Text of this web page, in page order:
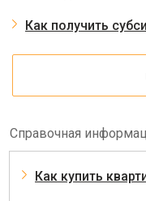
Как получить
Справочная
Как купить